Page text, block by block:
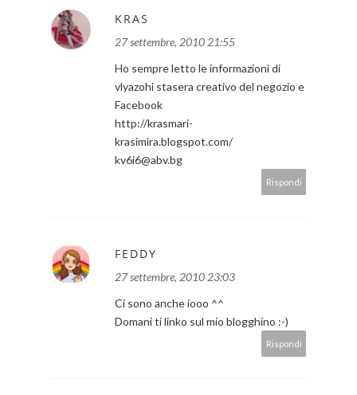
KRAS
27 settembre, 2010 21:55
Ho sempre letto le informazioni di
vlyazohi stasera creativo del negozio e
Facebook
http://krasmari-
krasimira.blogspot.com/
kv6i6@abv.bg
Rispondi
FEDDY
27 settembre, 2010 23:03
Ci sono anche iooo ^^
Domani ti linko sul mio blogghino :-)
Rispondi